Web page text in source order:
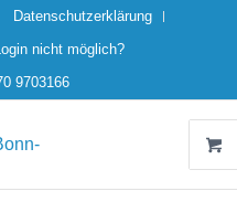
Datenschutzerklärung
nicht möglich?
9703166